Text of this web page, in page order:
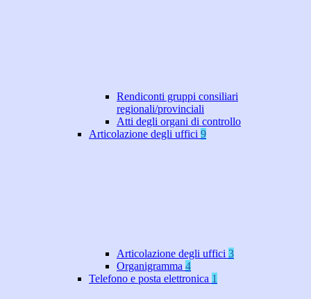
Rendiconti gruppi consiliari
regionali/provinciali
Atti degli organi di controllo
Articolazione degli uffici 9
Articolazione degli uffici 3
Organigramma 4
Telefono e posta elettronica 1